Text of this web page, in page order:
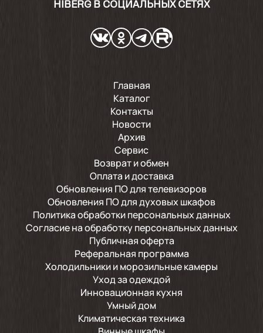
HIBERG В СОЦИАЛЬНЫХ СЕТЯХ
Главная
Каталог
Контакты
Новости
Архив
Сервис
Возврат и обмен
Оплата и доставка
Обновления ПО для телевизоров
Обновления ПО для духовых шкафов
Политика обработки персональных данных
Согласие на обработку персональных данных
Публичная оферта
Реферальная программа
Холодильники и морозильные камеры
Уход за одеждой
Инновационная кухня
Умный дом
Климатическая техника